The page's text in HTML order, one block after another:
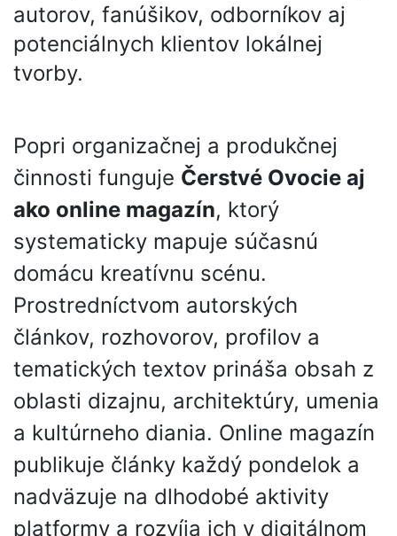
autorov, fanúšikov, odborníkov aj
potenciálnych klientov lokálnej
tvorby.
Popri organizačnej a produkčnej
činnosti funguje Čerstvé Ovocie aj
ako online magazín, ktorý
systematicky mapuje súčasnú
domácu kreatívnu scénu.
Prostredníctvom autorských
článkov, rozhovorov, profilov a
tematických textov prináša obsah z
oblasti dizajnu, architektúry, umenia
a kultúrneho diania. Online magazín
publikuje články každý pondelok a
nadväzuje na dlhodobé aktivity
platformy a rozvíja ich v digitálnom